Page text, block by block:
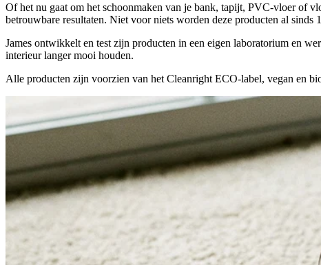
Of het nu gaat om het schoonmaken van je bank, tapijt, PVC-vloer of
betrouwbare resultaten. Niet voor niets worden deze producten al
James ontwikkelt en test zijn producten in een eigen laboratorium en
interieur langer mooi houden.
Alle producten zijn voorzien van het Cleanright ECO-label, vegan en